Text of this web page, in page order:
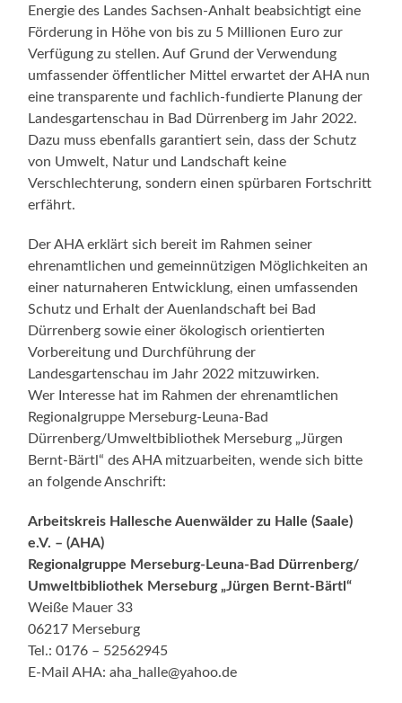
Energie des Landes Sachsen-Anhalt beabsichtigt eine
Förderung in Höhe von bis zu 5 Millionen Euro zur
Verfügung zu stellen. Auf Grund der Verwendung
umfassender öffentlicher Mittel erwartet der AHA nun
eine transparente und fachlich-fundierte Planung der
Landesgartenschau in Bad Dürrenberg im Jahr 2022.
Dazu muss ebenfalls garantiert sein, dass der Schutz
von Umwelt, Natur und Landschaft keine
Verschlechterung, sondern einen spürbaren Fortschritt
erfährt.
Der AHA erklärt sich bereit im Rahmen seiner
ehrenamtlichen und gemeinnützigen Möglichkeiten an
einer naturnaheren Entwicklung, einen umfassenden
Schutz und Erhalt der Auenlandschaft bei Bad
Dürrenberg sowie einer ökologisch orientierten
Vorbereitung und Durchführung der
Landesgartenschau im Jahr 2022 mitzuwirken.
Wer Interesse hat im Rahmen der ehrenamtlichen
Regionalgruppe Merseburg-Leuna-Bad
Dürrenberg/Umweltbibliothek Merseburg „Jürgen
Bernt-Bärtl“ des AHA mitzuarbeiten, wende sich bitte
an folgende Anschrift:
Arbeitskreis Hallesche Auenwälder zu Halle (Saale)
e.V. – (AHA)
Regionalgruppe Merseburg-Leuna-Bad Dürrenberg/
Umweltbibliothek Merseburg „Jürgen Bernt-Bärtl“
Weiße Mauer 33
06217 Merseburg
Tel.: 0176 – 52562945
E-Mail AHA: aha_halle@yahoo.de